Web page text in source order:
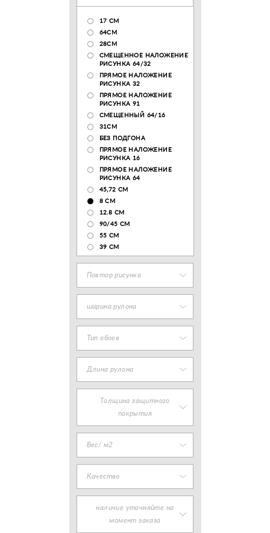
17 CM
64СМ
28CM
СМЕЩЕННОЕ НАЛОЖЕНИЕ
РИСУНКА 64/32
ПРЯМОЕ НАЛОЖЕНИЕ
РИСУНКА 32
ПРЯМОЕ НАЛОЖЕНИЕ
РИСУНКА 91
СМЕЩЕННЫЙ 64/16
31СМ
БЕЗ ПОДГОНА
ПРЯМОЕ НАЛОЖЕНИЕ
РИСУНКА 16
ПРЯМОЕ НАЛОЖЕНИЕ
РИСУНКА 64
45,72 СМ
8 СМ
12.8 CM
90/45 СМ
55 СМ
39 СМ
Повтор рисунка
ширина рулона
Тип обоев
Длина рулона
Толщина защитного
покрытия
Вес/ м2
Качество
наличие уточняйте на
момент заказа